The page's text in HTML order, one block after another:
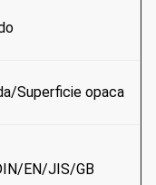
Superficie opaca
EN/JIS/GB